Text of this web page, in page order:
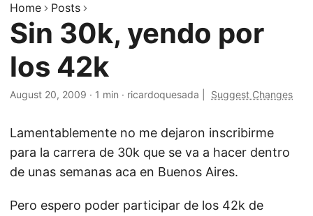
Home Posts
Sin 30k, yendo por
los 42k
August 20, 2009 · 1 min · ricardoquesada Suggest Changes
Lamentablemente no me dejaron inscribirme
para la carrera de 30k que se va a hacer dentro
de unas semanas aca en Buenos Aires.
Pero espero poder participar de los 42k de